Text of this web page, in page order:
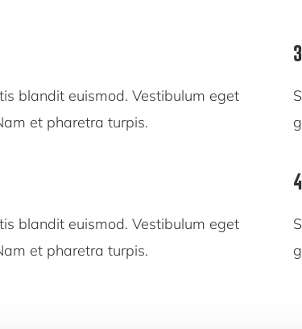
blandit euismod. Vestibulum eget
et pharetra turpis.
blandit euismod. Vestibulum eget
et pharetra turpis.